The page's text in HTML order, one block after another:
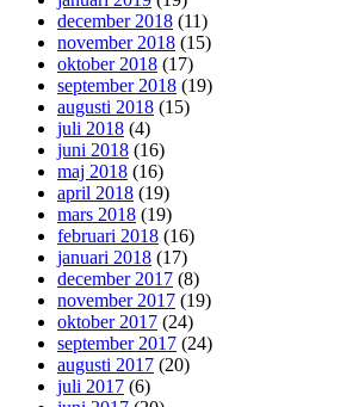
december 2018 (11)
november 2018 (15)
oktober 2018 (17)
september 2018 (19)
augusti 2018 (15)
juli 2018 (4)
juni 2018 (16)
maj 2018 (16)
april 2018 (19)
mars 2018 (19)
februari 2018 (16)
januari 2018 (17)
december 2017 (8)
november 2017 (19)
oktober 2017 (24)
september 2017 (24)
augusti 2017 (20)
juli 2017 (6)